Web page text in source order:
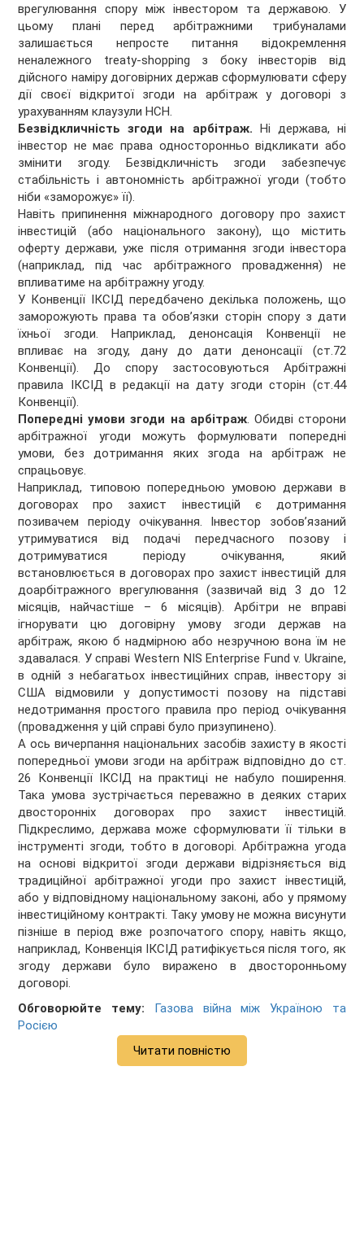
врегулювання спору між інвестором та державою. У
цьому плані перед арбітражними трибуналами
залишається непросте питання відокремлення
неналежного treaty-shopping з боку інвесторів від
дійсного наміру договірних держав сформулювати сферу
дії своєї відкритої згоди на арбітраж у договорі з
урахуванням клаузули НСН.
Безвідкличність згоди на арбітраж. Ні держава, ні
інвестор не має права односторонньо відкликати або
змінити згоду. Безвідкличність згоди забезпечує
стабільність і автономність арбітражної угоди (тобто
ніби «заморожує» її).
Навіть припинення міжнародного договору про захист
інвестицій (або національного закону), що містить
оферту держави, уже після отримання згоди інвестора
(наприклад, під час арбітражного провадження) не
впливатиме на арбітражну угоду.
У Конвенції ІКСІД передбачено декілька положень, що
заморожують права та обов’язки сторін спору з дати
їхньої згоди. Наприклад, денонсація Конвенції не
впливає на згоду, дану до дати денонсації (ст.72
Конвенції). До спору застосовуються Арбітражні
правила ІКСІД в редакції на дату згоди сторін (ст.44
Конвенції).
Попередні умови згоди на арбітраж. Обидві сторони
арбітражної угоди можуть формулювати попередні
умови, без дотримання яких згода на арбітраж не
спрацьовує.
Наприклад, типовою попередньою умовою держави в
договорах про захист інвестицій є дотримання
позивачем періоду очікування. Інвестор зобов’язаний
утримуватися від подачі передчасного позову і
дотримуватися періоду очікування, який
встановлюється в договорах про захист інвестицій для
доарбітражного врегулювання (зазвичай від 3 до 12
місяців, найчастіше – 6 місяців). Арбітри не вправі
ігнорувати цю договірну умову згоди держав на
арбітраж, якою б надмірною або незручною вона їм не
здавалася. У справі Western NIS Enterprise Fund v. Ukraine,
в одній з небагатьох інвестиційних справ, інвестору зі
США відмовили у допустимості позову на підставі
недотримання простого правила про період очікування
(провадження у цій справі було призупинено).
А ось вичерпання національних засобів захисту в якості
попередньої умови згоди на арбітраж відповідно до ст.
26 Конвенції ІКСІД на практиці не набуло поширення.
Така умова зустрічається переважно в деяких старих
двосторонніх договорах про захист інвестицій.
Підкреслимо, держава може сформулювати її тільки в
інструменті згоди, тобто в договорі. Арбітражна угода
на основі відкритої згоди держави відрізняється від
традиційної арбітражної угоди про захист інвестицій,
або у відповідному національному законі, або у прямому
інвестиційному контракті. Таку умову не можна висунути
пізніше в період вже розпочатого спору, навіть якщо,
наприклад, Конвенція ІКСІД ратифікується після того, як
згоду держави було виражено в двосторонньому
договорі.
Обговорюйте тему:
Газова війна між Україною та
Росією
Читати повністю